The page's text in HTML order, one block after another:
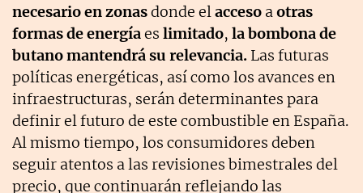
necesario en zonasdonde elacceso aotras
formas de energíaes limitado, la bombona de
butano mantendrá su relevancia. Las futuras
políticas energéticas, así como los avances en
infraestructuras, serán determinantes para
definir el futuro de este combustible en España.
Al mismo tiempo, los consumidores deben
seguir atentos a las revisiones bimestrales del
precio, que continuarán reflejando las